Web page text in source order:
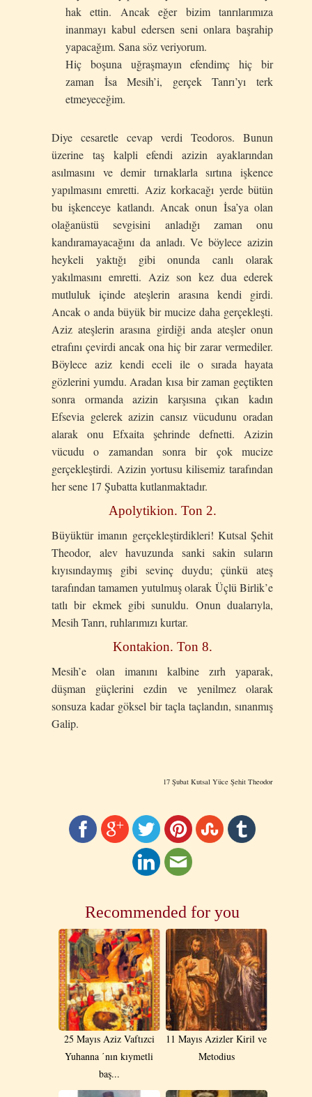
hak ettin. Ancak eğer bizim tanrılarımıza
inanmayı kabul edersen seni onlara başrahip
yapacağım. Sana söz veriyorum.
Hiç boşuna uğraşmayın efendimç hiç bir
zaman İsa Mesih’i, gerçek Tanrı’yı terk
etmeyeceğim.
Diye cesaretle cevap verdi Teodoros. Bunun
üzerine taş kalpli efendi azizin ayaklarından
asılmasını ve demir tırnaklarla sırtına işkence
yapılmasını emretti. Aziz korkacağı yerde bütün
bu işkenceye katlandı. Ancak onun İsa’ya olan
olağanüstü sevgisini anladığı zaman onu
kandıramayacağını da anladı. Ve böylece azizin
heykeli yaktığı gibi onunda canlı olarak
yakılmasını emretti. Aziz son kez dua ederek
mutluluk içinde ateşlerin arasına kendi girdi.
Ancak o anda büyük bir mucize daha gerçekleşti.
Aziz ateşlerin arasına girdiği anda ateşler onun
etrafını çevirdi ancak ona hiç bir zarar vermediler.
Böylece aziz kendi eceli ile o sırada hayata
gözlerini yumdu. Aradan kısa bir zaman geçtikten
sonra ormanda azizin karşısına çıkan kadın
Efsevia gelerek azizin cansız vücudunu oradan
alarak onu Efxaita şehrinde defnetti. Azizin
vücudu o zamandan sonra bir çok mucize
gerçekleştirdi. Azizin yortusu kilisemiz tarafından
her sene 17 Şubatta kutlanmaktadır.
Apolytikion. Ton 2.
Büyüktür imanın gerçekleştirdikleri! Kutsal Şehit
Theodor, alev havuzunda sanki sakin suların
kıyısındaymış gibi sevinç duydu; çünkü ateş
tarafından tamamen yutulmuş olarak Üçlü Birlik’e
tatlı bir ekmek gibi sunuldu. Onun dualarıyla,
Mesih Tanrı, ruhlarımızı kurtar.
Kontakion. Ton 8.
Mesih’e olan imanını kalbine zırh yaparak,
düşman güçlerini ezdin ve yenilmez olarak
sonsuza kadar göksel bir taçla taçlandın, sınanmış
Galip.
17 Şubat Kutsal Yüce Şehit Theodor
Recommended for you
25 Mayıs Aziz Vaftızci
Yuhanna ΄nın kıymetli
baş...
11 Mayıs Azizler Kiril ve
Metodius